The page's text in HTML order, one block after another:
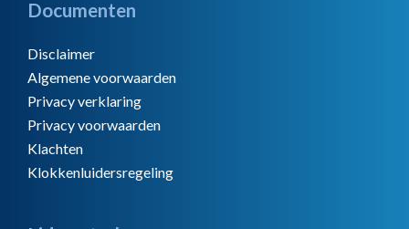
Documenten
Disclaimer
Algemene voorwaarden
Privacy verklaring
Privacy voorwaarden
Klachten
Klokkenluidersregeling